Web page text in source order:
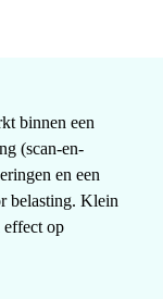
binnen een
(scan-en-
en een
belasting. Klein
effect op